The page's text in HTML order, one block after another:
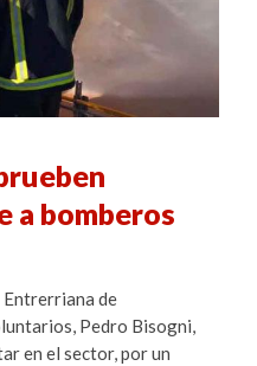
a bomberos
Entrerriana de
Pedro Bisogni,
en el sector, por un